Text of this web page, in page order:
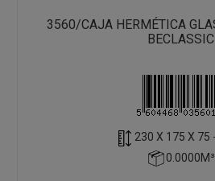
3560/CAJA HERMÉTICA
BECLASSIC
230 X 175 X 75
0.0000M³